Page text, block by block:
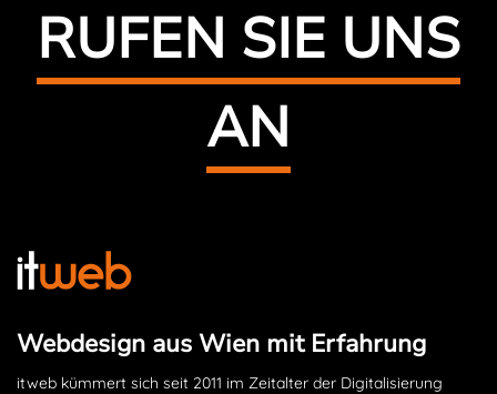
RUFEN SIE UNS
AN
Webdesign aus Wien mit Erfahrung
itweb kümmert sich seit 2011 im Zeitalter der Digitalisierung